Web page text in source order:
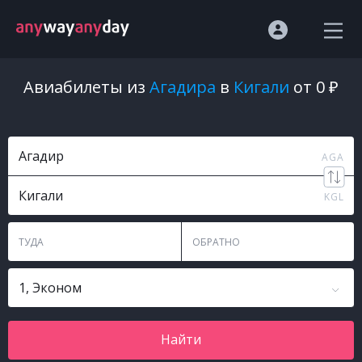
Авиабилеты из Агадира в Кигали от 0 ₽
Агадир AGA
Кигали KGL
ТУДА ОБРАТНО
1, Эконом
Найти